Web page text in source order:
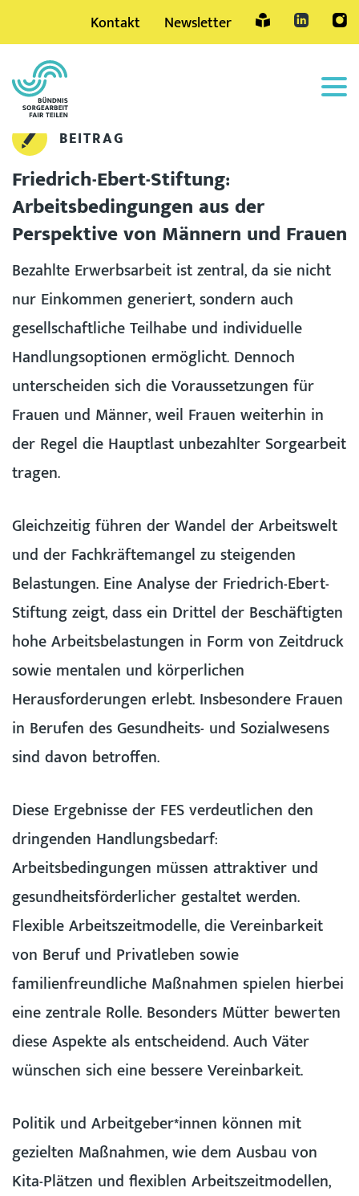
Kontakt
Newsletter
Sprache
BEITRAG
Friedrich-Ebert-Stiftung:
Arbeitsbedingungen aus der
Perspektive von Männern und Frauen
Bezahlte Erwerbsarbeit ist zentral, da sie nicht
nur Einkommen generiert, sondern auch
gesellschaftliche Teilhabe und individuelle
Handlungsoptionen ermöglicht. Dennoch
unterscheiden sich die Voraussetzungen für
Frauen und Männer, weil Frauen weiterhin in
der Regel die Hauptlast unbezahlter Sorgearbeit
tragen.
Gleichzeitig führen der Wandel der Arbeitswelt
und der Fachkräftemangel zu steigenden
Belastungen. Eine Analyse der Friedrich-Ebert-
Stiftung zeigt, dass ein Drittel der Beschäftigten
hohe Arbeitsbelastungen in Form von Zeitdruck
sowie mentalen und körperlichen
Herausforderungen erlebt. Insbesondere Frauen
in Berufen des Gesundheits- und Sozialwesens
sind davon betroffen.
Diese Ergebnisse der FES verdeutlichen den
dringenden Handlungsbedarf:
Arbeitsbedingungen müssen attraktiver und
gesundheitsförderlicher gestaltet werden.
Flexible Arbeitszeitmodelle, die Vereinbarkeit
von Beruf und Privatleben sowie
familienfreundliche Maßnahmen spielen hierbei
eine zentrale Rolle. Besonders Mütter bewerten
diese Aspekte als entscheidend. Auch Väter
wünschen sich eine bessere Vereinbarkeit.
Politik und Arbeitgeber*innen können mit
gezielten Maßnahmen, wie dem Ausbau von
Kita-Plätzen und flexiblen Arbeitszeitmodellen,